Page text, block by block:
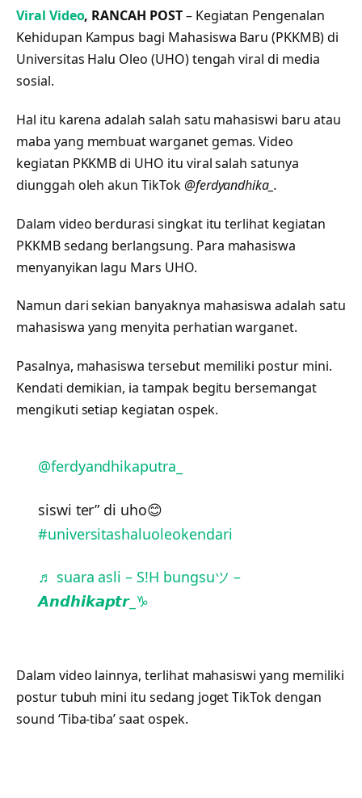
Viral Video, RANCAH POST– Kegiatan Pengenalan
Kehidupan Kampus bagi Mahasiswa Baru (PKKMB) di
Universitas Halu Oleo (UHO) tengah viral di media
sosial.
Hal itu karena adalah salah satu mahasiswi baru atau
maba yang membuat warganet gemas. Video
kegiatan PKKMB di UHO itu viral salah satunya
diunggah oleh akun TikTok@ferdyandhika_.
Dalam video berdurasi singkat itu terlihat kegiatan
PKKMB sedang berlangsung. Para mahasiswa
menyanyikan lagu Mars UHO.
Namun dari sekian banyaknya mahasiswa adalah satu
mahasiswa yang menyita perhatian warganet.
Pasalnya, mahasiswa tersebut memiliki postur mini.
Kendati demikian, ia tampak begitu bersemangat
mengikuti setiap kegiatan ospek.
@ferdyandhikaputra_
siswi ter” di uho😊
#universitashaluoleokendari
♬ suara asli – S!H bungsuツ –
𝘼𝙣𝙙𝙝𝙞𝙠𝙖𝙥𝙩𝙧_♑
Dalam video lainnya, terlihat mahasiswi yang memiliki
postur tubuh mini itu sedang joget TikTok dengan
sound ‘Tiba-tiba’ saat ospek.